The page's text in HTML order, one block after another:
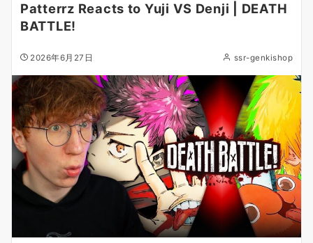
Patterrz Reacts to Yuji VS Denji | DEATH
BATTLE!
2026年6月27日 ssr-genkishop